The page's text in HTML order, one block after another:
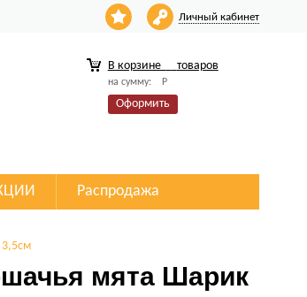
Личный кабинет
В корзине товаров
на сумму: Р
Оформить
Распродажа
мята Шарик